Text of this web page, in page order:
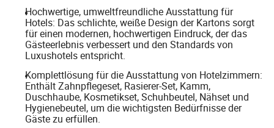
Hochwertige, umweltfreundliche Ausstattung für
Hotels: Das schlichte, weiße Design der Kartons sorgt
für einen modernen, hochwertigen Eindruck, der das
Gästeerlebnis verbessert und den Standards von
Luxushotels entspricht.
Komplettlösung für die Ausstattung von Hotelzimmern:
Enthält Zahnpflegeset, Rasierer-Set, Kamm,
Duschhaube, Kosmetikset, Schuhbeutel, Nähset und
Hygienebeutel, um die wichtigsten Bedürfnisse der
Gäste zu erfüllen.